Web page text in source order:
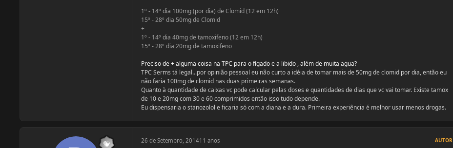
1º - 14º dia 100mg (por dia) de Clomid (12 em 12h)
15º - 28º dia 50mg de Clomid
+
1º - 14º dia 40mg de tamoxifeno (12 em 12h)
15º - 28º dia 20mg de tamoxifeno
Preciso de + alguma coisa na TPC para o fígado e a libido , além de muita agua?
TPC Serms tá legal...por opinião pessoal eu não curto a idéia de tomar mais de 50mg de clomid por dia, então eu
não faria 100mg de clomid nas duas primeiras semanas.
Quanto à quantidade de caixas vc pode calcular pelas doses e quantidades de dias que vc vai tomar. Existe tamox
de 10 e 20mg com 30 e 60 comprimidos então isso tudo depende.
Eu dispensaria o stanozolol e ficaria só com a diana e a dura. Primeira experiência é melhor usar menos drogas.
26 de Setembro, 201411 anos AUTOR